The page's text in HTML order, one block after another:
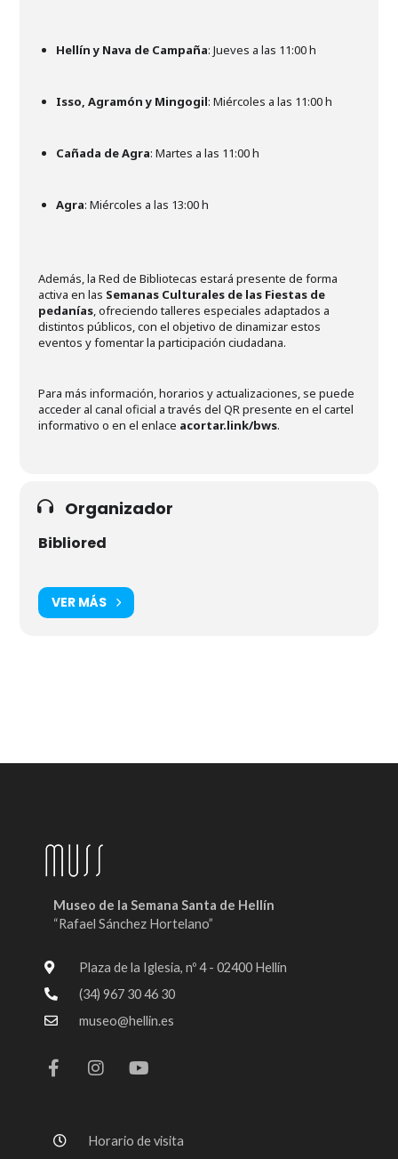
Hellín y Nava de Campaña: Jueves a las 11:00 h
Isso, Agramón y Mingogil: Miércoles a las 11:00 h
Cañada de Agra: Martes a las 11:00 h
Agra: Miércoles a las 13:00 h
Además, la Red de Bibliotecas estará presente de forma
activa en las Semanas Culturales de las Fiestas de
pedanías , ofreciendo talleres especiales adaptados a
distintos públicos, con el objetivo de dinamizar estos
eventos y fomentar la participación ciudadana.
Para más información, horarios y actualizaciones, se puede
acceder al canal oficial a través del QR presente en el cartel
informativo o en el enlace acortar.link/bws.
Organizador
Bibliored
VER MÁS
Museo de la Semana Santa de Hellín
“Rafael Sánchez Hortelano”
Plaza de la Iglesia, nº 4 - 02400 Hellín
(34) 967 30 46 30
museo@hellin.es
a
c
o
o
n
s
r
o
u
e
Horario de visita